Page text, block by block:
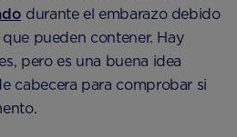
durante el embarazo debido
pueden contener. Hay
pero es una buena idea
cabecera para comprobar si